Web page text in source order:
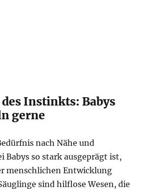
Instinkts: Babys
gerne
nach Nähe und
Babys so stark ausgeprägt ist,
menschlichen Entwicklung
sind hilflose Wesen, die